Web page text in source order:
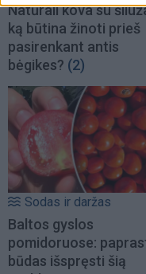
Natūrali kova su
ką būtina žinoti prieš
pasirenkant antis
bėgikes? (2)
Sodas ir daržas
Baltos gyslos
pomidoruose:
būdas išspręsti šią